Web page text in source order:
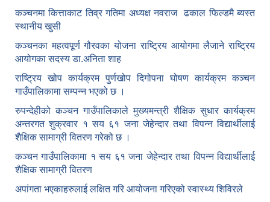
कञ्चनमा कित्ताकाट तिव्र गतिमा अध्यक्ष नवराज ढकाल फिल्डमै ब्यस्त
स्थानीय खुसी
कञ्चनका महत्वपूर्ण गौरवका योजना राष्ट्रिय आयोगमा लैजाने राष्ट्रिय
आयोगका सदस्य डा.अनिता शाह
राष्ट्रिय खोप कार्यक्रम पुर्णखोप दिगोपना घोषण कार्यक्रम कञ्‍चन
गाउँपालिकामा सम्पन्न भएको छ ।
रुपन्देहीको कञ्चन गाउँपालिकाले मुख्यमन्त्री शैक्षिक सुधार कार्यक्रम
अन्तरगत शुक्रवार १ सय ६१ जना जेहेन्दार तथा विपन्न विद्यार्थीलाई
शैक्षिक सामाग्री वितरण गरेको छ ।
कञ्चन गाउँपालिकामा १ सय ६१ जना जेहेन्दार तथा विपन्न विद्यार्थीलाई
शैक्षिक सामाग्री वितरण
अपांगता भएकाहरुलाई लक्षित गरि आयोजना गरिएको स्वास्थ्य शिविरले